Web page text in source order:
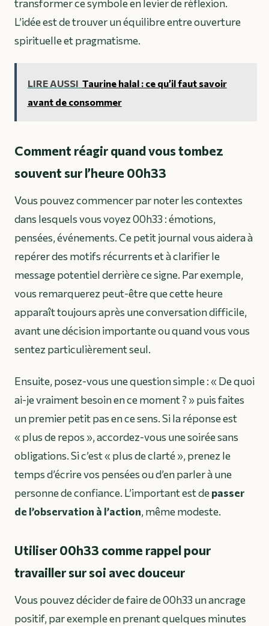
transformer ce symbole en levier de réflexion.
L’idée est de trouver un équilibre entre ouverture
spirituelle et pragmatisme.
LIRE AUSSI Taurine halal : ce qu’il faut savoir
avant de consommer
Comment réagir quand vous tombez
souvent sur l’heure 00h33
Vous pouvez commencer par noter les contextes
dans lesquels vous voyez 00h33 : émotions,
pensées, événements. Ce petit journal vous aidera à
repérer des motifs récurrents et à clarifier le
message potentiel derrière ce signe. Par exemple,
vous remarquerez peut-être que cette heure
apparaît toujours après une conversation difficile,
avant une décision importante ou quand vous vous
sentez particulièrement seul.
Ensuite, posez-vous une question simple :« De quoi
ai-je vraiment besoin en ce moment ? »puis faites
un premier petit pas en ce sens. Si la réponse est
« plus de repos », accordez-vous une soirée sans
obligations. Si c’est « plus de clarté », prenez le
temps d’écrire vos pensées ou d’en parler à une
personne de confiance. L’important est depasser
de l’observation à l’action, même modeste.
Utiliser 00h33 comme rappel pour
travailler sur soi avec douceur
Vous pouvez décider de faire de 00h33 un ancrage
positif, par exemple en prenant quelques minutes